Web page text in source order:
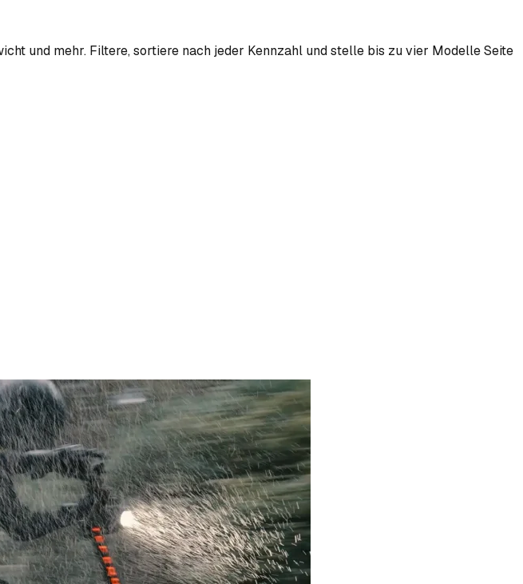
und mehr. Filtere, sortiere nach jeder Kennzahl und stelle bis zu vier Modelle Seite